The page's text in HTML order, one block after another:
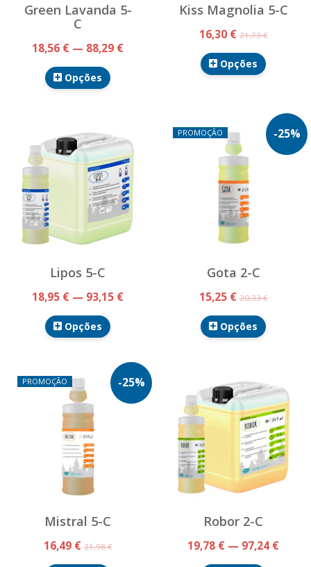
Green Lavanda 5-
C
18,56 € — 88,29 €
Opções
Kiss Magnolia 5-C
16,30 €21,73 €
Opções
Lipos 5-C
18,95 € — 93,15 €
Opções
-25%
PROMOÇÃO
Gota 2-C
15,25 €20,33 €
Opções
-25%
PROMOÇÃO
Mistral 5-C
16,49 €21,98 €
Robor 2-C
19,78 € — 97,24 €